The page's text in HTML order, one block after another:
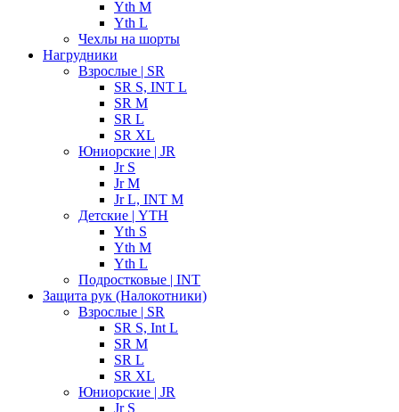
Yth M
Yth L
Чехлы на шорты
Нагрудники
Взрослые | SR
SR S, INT L
SR M
SR L
SR XL
Юниорские | JR
Jr S
Jr M
Jr L, INT M
Детские | YTH
Yth S
Yth M
Yth L
Подростковые | INT
Защита рук (Налокотники)
Взрослые | SR
SR S, Int L
SR M
SR L
SR XL
Юниорские | JR
Jr S